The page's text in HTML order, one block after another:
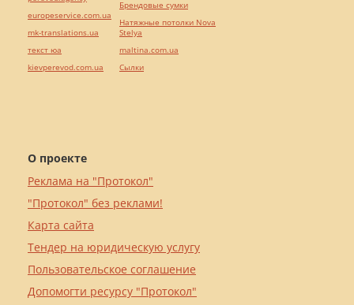
О проекте
Реклама на "Протокол"
"Протокол" без реклами!
Карта сайта
Тендер на юридическую услугу
Пользовательское соглашение
Допомогти ресурсу "Протокол"
europeservice.com.ua
mk-translations.ua
текст юа
kievperevod.com.ua
Брендовые сумки
Натяжные потолки Nova
Stelya
maltina.com.ua
Cылки